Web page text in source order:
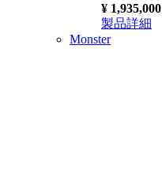
¥ 1,935,000
製品詳細
Monster